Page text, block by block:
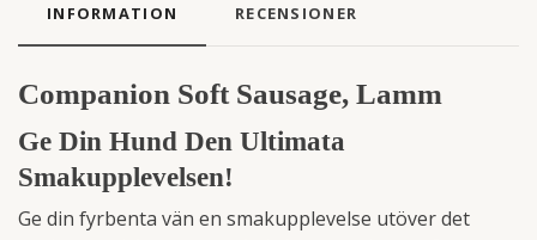
INFORMATION RECENSIONER
Companion Soft Sausage, Lamm
Ge Din Hund Den Ultimata
Smakupplevelsen!
Ge din fyrbenta vän en smakupplevelse utöver det